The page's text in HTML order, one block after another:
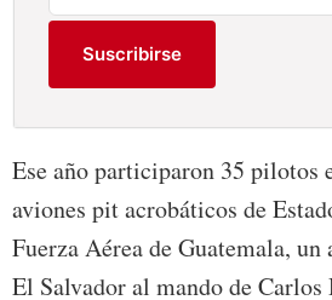
Suscribirse
Ese año participaron 35 pilotos
aviones pit acrobáticos de
Fuerza Aérea de Guatemala,
El Salvador al mando de